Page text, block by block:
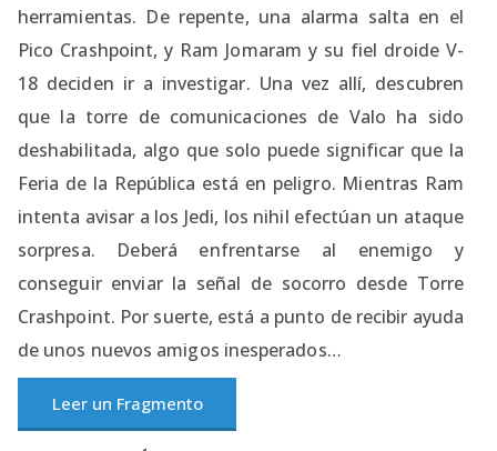
herramientas. De repente, una alarma salta en el
Pico Crashpoint, y Ram Jomaram y su fiel droide V-
18 deciden ir a investigar. Una vez allí, descubren
que la torre de comunicaciones de Valo ha sido
deshabilitada, algo que solo puede significar que la
Feria de la República está en peligro. Mientras Ram
intenta avisar a los Jedi, los nihil efectúan un ataque
sorpresa. Deberá enfrentarse al enemigo y
conseguir enviar la señal de socorro desde Torre
Crashpoint. Por suerte, está a punto de recibir ayuda
de unos nuevos amigos inesperados…
Leer un Fragmento